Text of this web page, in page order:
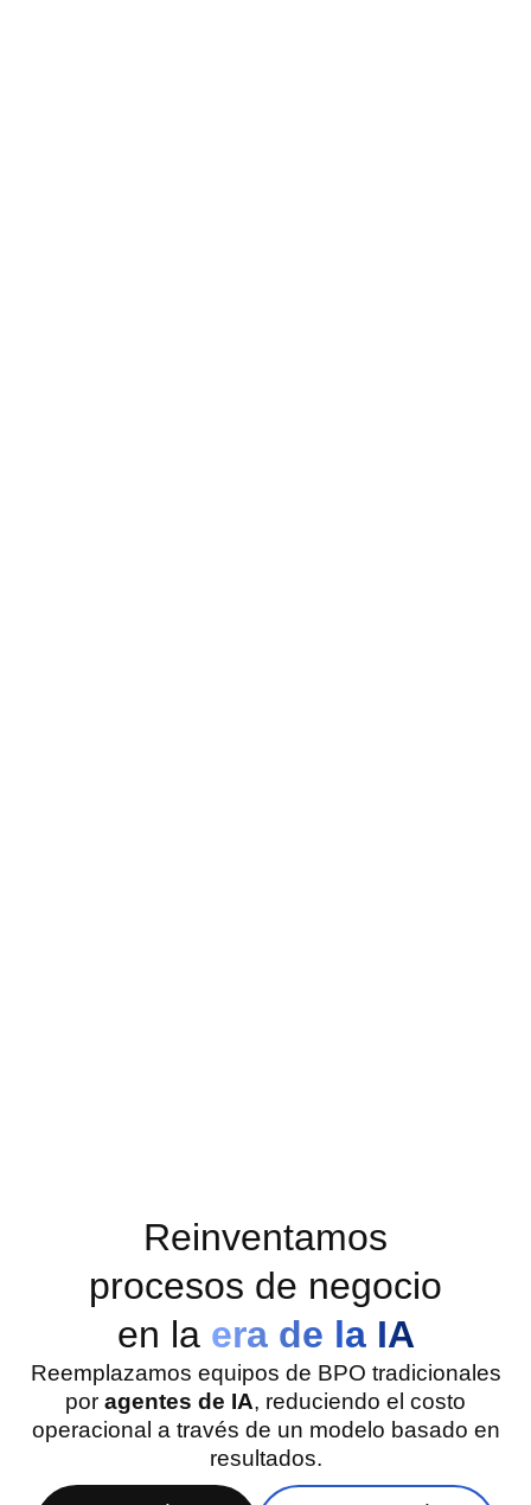
Reinventamos
procesos de negocio
en la era de la IA
Reemplazamos equipos de BPO tradicionales
por agentes de IA, reduciendo el costo
operacional a través de un modelo basado en
resultados.